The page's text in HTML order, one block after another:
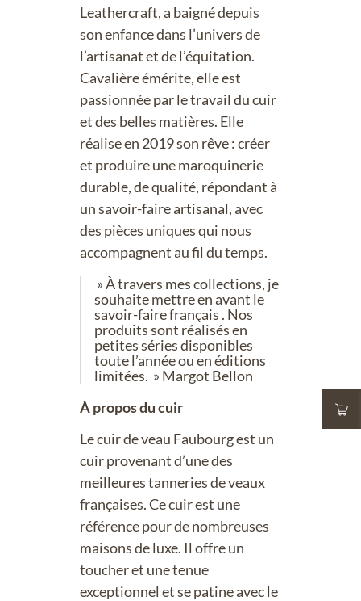
Leathercraft, a baigné depuis
son enfance dans l’univers de
l’artisanat et de l’équitation.
Cavalière émérite, elle est
passionnée par le travail du cuir
et des belles matières. Elle
réalise en 2019 son rêve : créer
et produire une maroquinerie
durable, de qualité, répondant à
un savoir-faire artisanal, avec
des pièces uniques qui nous
accompagnent au fil du temps.
» À travers mes collections, je
souhaite mettre en avant le
savoir-faire français . Nos
produits sont réalisés en
petites séries disponibles
toute l’année ou en éditions
limitées. » Margot Bellon
À propos du cuir
Le cuir de veau Faubourg est un
cuir provenant d’une des
meilleures tanneries de veaux
françaises. Ce cuir est une
référence pour de nombreuses
maisons de luxe. Il offre un
toucher et une tenue
exceptionnel et se patine avec le